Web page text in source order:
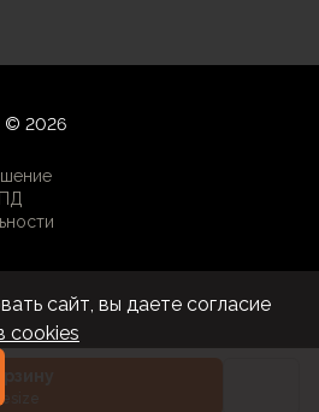
© 2026
сайт, вы даете согласие
cookies